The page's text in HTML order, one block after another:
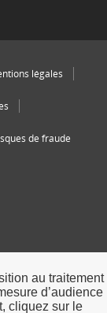
légales
de fraude
au traitement
d’audience
cliquez sur le